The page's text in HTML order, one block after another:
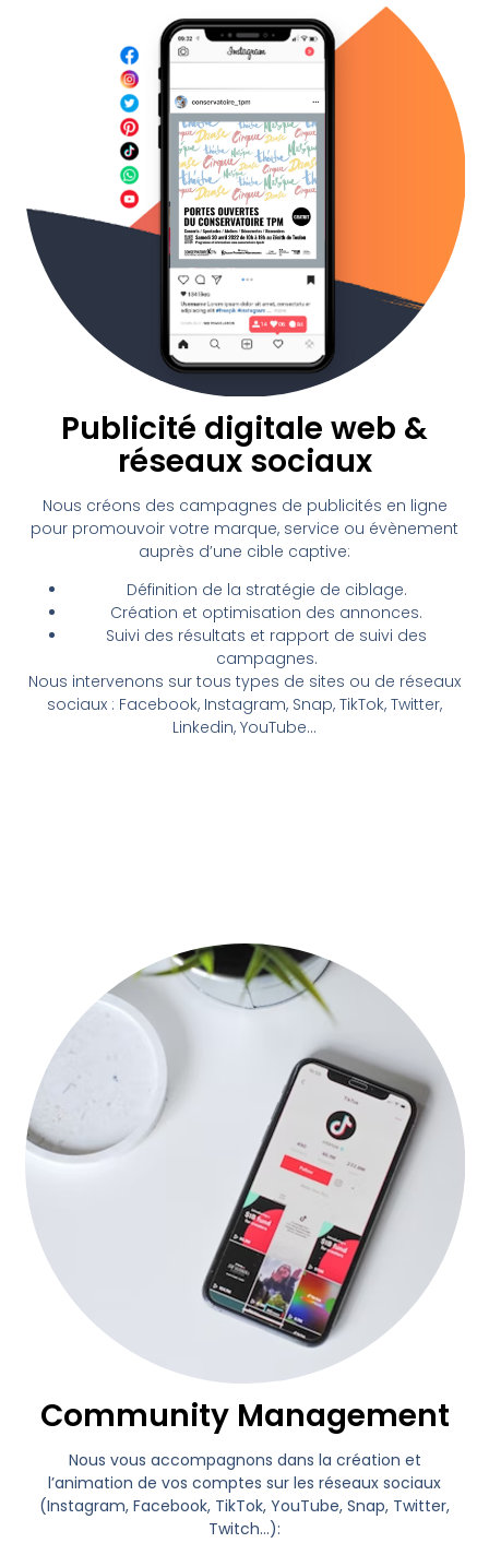
Publicité digitale web &
réseaux sociaux
Nous créons des campagnes de publicités en ligne
pour promouvoir votre marque, service ou évènement
auprès d’une cible captive:
Définition de la stratégie de ciblage.
Création et optimisation des annonces.
Suivi des résultats et rapport de suivi des
campagnes.
Nous intervenons sur tous types de sites ou de réseaux
sociaux : Facebook, Instagram, Snap, TikTok, Twitter,
Linkedin, YouTube…
Community Management
Nous vous accompagnons dans la création et
l’animation de vos comptes sur les réseaux sociaux
(Instagram, Facebook, TikTok, YouTube, Snap, Twitter,
Twitch…):